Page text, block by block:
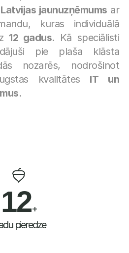
12+
pieredze
Latvijas jaunuzņēmums ar
kuras individuālā
12 gadus. Kā speciālisti
pie plaša klāsta
nozarēs, nodrošinot
kvalitātes IT un
.